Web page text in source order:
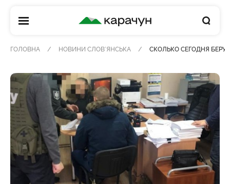
КАРАЧУН
ГОЛОВНА НОВИНИ СЛОВʼЯНСЬКА СКОЛЬКО СЕГОДНЯ